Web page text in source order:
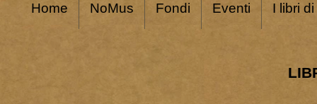
Home NoMus Fondi Eventi I libri